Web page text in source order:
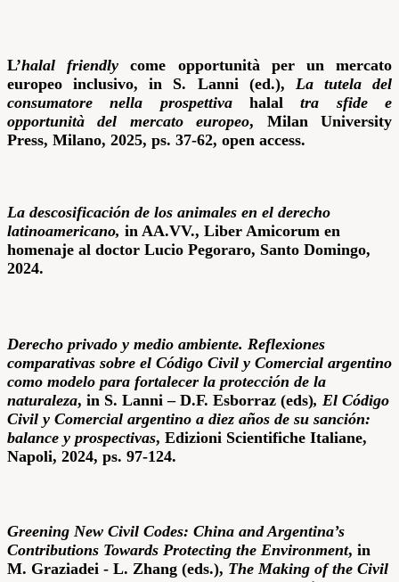
L’halal friendly come opportunità per un mercato
europeo inclusivo, in S. Lanni (ed.), La tutela del
consumatore nella prospettiva halal tra sfide e
opportunità del mercato europeo, Milan University
Press, Milano, 2025, ps. 37-62, open access.
La descosificación de los animales en el derecho
latinoamericano, in AA.VV., Liber Amicorum en
homenaje al doctor Lucio Pegoraro, Santo Domingo,
2024.
Derecho privado y medio ambiente. Reflexiones
comparativas sobre el Código Civil y Comercial argentino
como modelo para fortalecer la protección de la
naturaleza, in S. Lanni – D.F. Esborraz (eds), El Código
Civil y Comercial argentino a diez años de su sanción:
balance y prospectivas, Edizioni Scientifiche Italiane,
Napoli, 2024, ps. 97-124.
Greening New Civil Codes: China and Argentina’s
Contributions Towards Protecting the Environment, in
M. Graziadei - L. Zhang (eds.), The Making of the Civil